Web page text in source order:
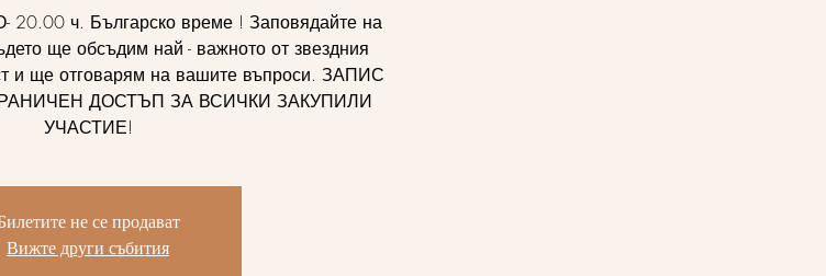
ч. Българско време ! Заповядайте на
ще обсъдим най - важното от звездния
и ще отговарям на вашите въпроси. ЗАПИС
ДОСТЪП ЗА ВСИЧКИ ЗАКУПИЛИ
УЧАСТИЕ!
не се продават
Вижте други събития